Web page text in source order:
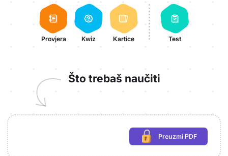
Aktivnosti lekcije
Provjera Kwiz Kartice Test
Što trebaš naučiti
Preuzmi PDF
(potrebna prijava)